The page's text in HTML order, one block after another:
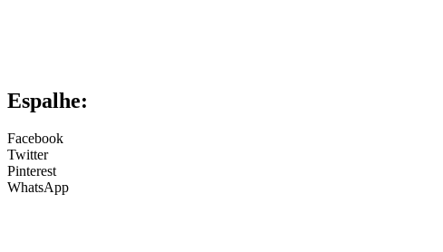
Espalhe:
Facebook
Twitter
Pinterest
WhatsApp